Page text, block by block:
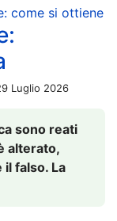
come si ottiene
Luglio 2026
sono reati
alterato,
il falso. La